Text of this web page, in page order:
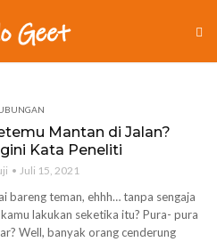
Mantan di Jalan?
Kata Peneliti
Juli 15, 2021
bareng teman, ehhh… tanpa sengaja
lakukan seketika itu? Pura- pura
Well, banyak orang cenderung